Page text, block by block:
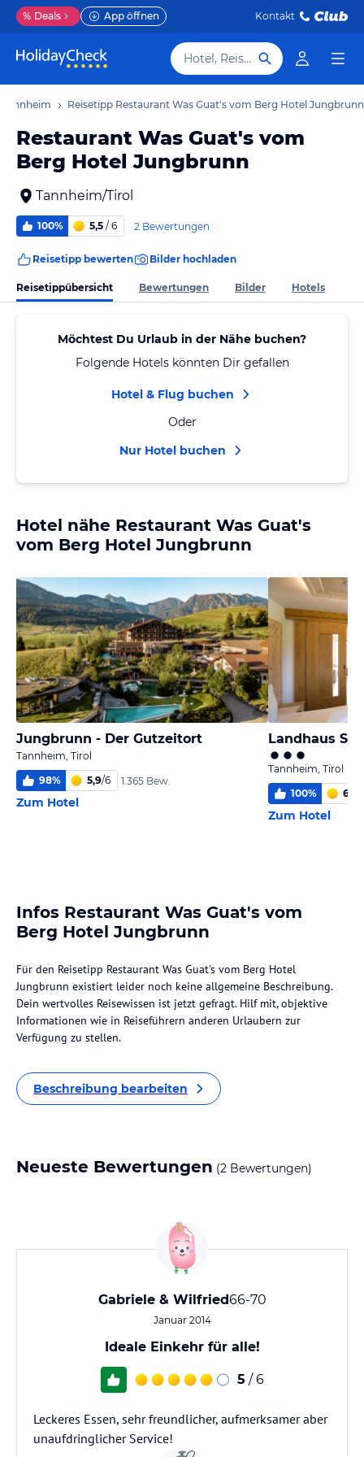
% Deals App öffnen Kontakt
Hotel, Reiseziel
Reisetipp Restaurant Was Guat's vom Berg Hotel Jungbrunn
Restaurant Was Guat's vom
Berg Hotel Jungbrunn
Tannheim/Tirol
100% 5,5 / 6 2 Bewertungen
Reisetipp bewerten Bilder hochladen
Reisetippübersicht Bewertungen Bilder Hotels
Möchtest Du Urlaub in der Nähe buchen?
Folgende Hotels könnten Dir gefallen
Hotel & Flug buchen
Oder
Nur Hotel buchen
Hotel nähe Restaurant Was Guat's
vom Berg Hotel Jungbrunn
Jungbrunn - Der Gutzeitort
Tannheim, Tirol
98% 5,9/6 1.365 Bew.
Zum Hotel
Landhaus
Tannheim, Tirol
100% 6,0
Zum Hotel
Infos Restaurant Was Guat's vom
Berg Hotel Jungbrunn
Für den Reisetipp Restaurant Was Guat's vom Berg Hotel
Jungbrunn existiert leider noch keine allgemeine Beschreibung.
Dein wertvolles Reisewissen ist jetzt gefragt. Hilf mit, objektive
Informationen wie in Reiseführern anderen Urlaubern zur
Verfügung zu stellen.
Beschreibung bearbeiten
Neueste Bewertungen (2 Bewertungen)
Gabriele & Wilfried66-70
Januar 2014
Ideale Einkehr für alle!
5 / 6
Leckeres Essen, sehr freundlicher, aufmerksamer aber
unaufdringlicher Service!